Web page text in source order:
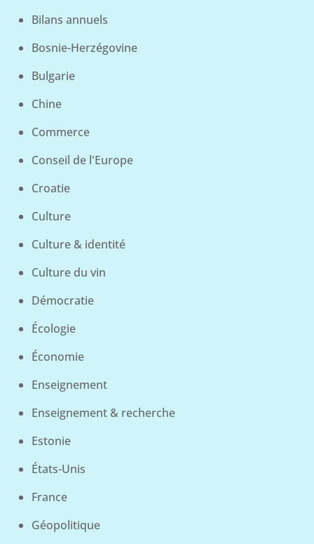
Bilans annuels
Bosnie-Herzégovine
Bulgarie
Chine
Commerce
Conseil de l'Europe
Croatie
Culture
Culture & identité
Culture du vin
Démocratie
Écologie
Économie
Enseignement
Enseignement & recherche
Estonie
États-Unis
France
Géopolitique